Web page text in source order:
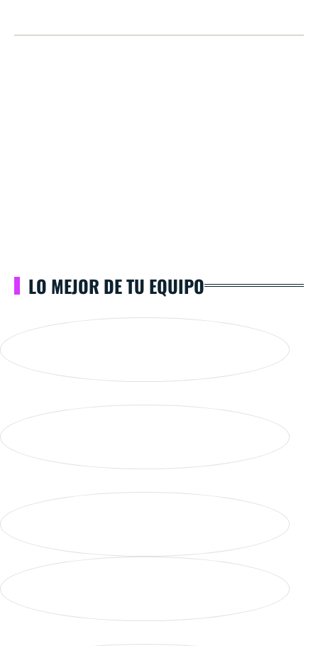
LO MEJOR DE TU EQUIPO